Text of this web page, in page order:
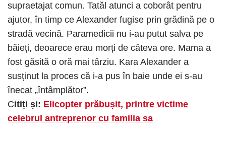
supraetajat comun. Tatăl atunci a coborât pentru
ajutor, în timp ce Alexander fugise prin grădină pe o
stradă vecină. Paramedicii nu i-au putut salva pe
băieți, deoarece erau morți de câteva ore. Mama a
fost găsită o oră mai târziu. Kara Alexander a
susținut la proces că i-a pus în baie unde ei s-au
înecat „întâmplător”.
Citiți și: Elicopter prăbușit, printre victime
celebrul antreprenor cu familia sa